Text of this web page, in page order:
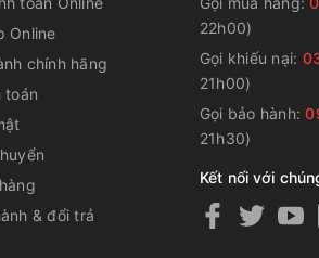
Online
chính hãng
toán
& đổi trả
22h00)
Gọi khiếu nại:
21h00)
Gọi bảo hành:
21h30)
Kết nối với